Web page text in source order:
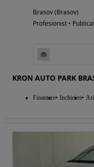
Brasov (Brasov)
Profesionist •
KRON AUTO PARK
Finantare Inchirieri